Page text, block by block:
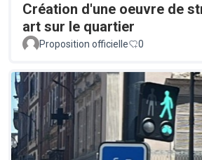
Création d'une oeuvre de
art sur le quartier
Proposition officielle 0